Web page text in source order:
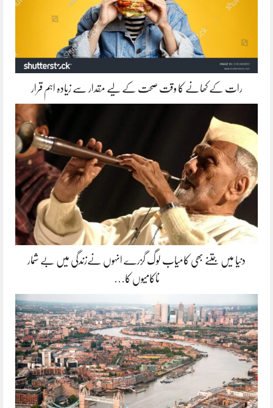
رات کے کھانے کا وقت صحت کے لیے مقدار سے زیادہ اہم قرار
دنیا میں جتنے بھی کامیاب لوگ گزرے انہوں نےزندگی میں بے شمار
ناکامیوں کا…